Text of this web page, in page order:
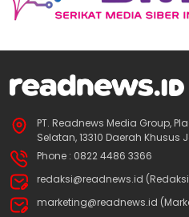
PT. Readnews Media Group,
Selatan, 13310 Daerah Khusus
Phone : 0822 4486 3366
redaksi@readnews.id
marketing@readnews.id